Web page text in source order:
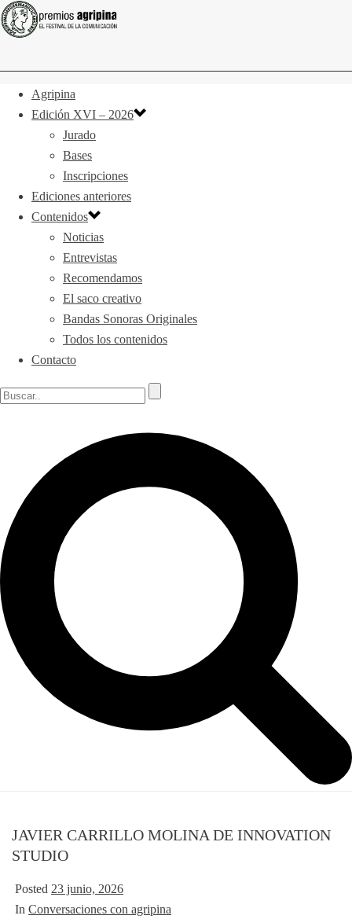
Agripina
Edición XVI – 2026
Jurado
Bases
Inscripciones
Ediciones anteriores
Contenidos
Noticias
Entrevistas
Recomendamos
El saco creativo
Bandas Sonoras Originales
Todos los contenidos
Contacto
JAVIER CARRILLO MOLINA DE INNOVATION
STUDIO
Posted 23 junio, 2026
In Conversaciones con agripina